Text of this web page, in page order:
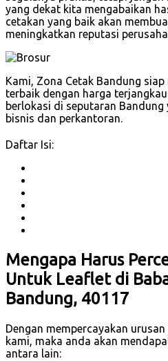
yang dekat kita mengabaikan
cetakan yang baik akan
meningkatkan reputasi
Kami, Zona Cetak Bandung
terbaik dengan harga
berlokasi di seputaran
bisnis dan perkantoran.
Daftar Isi:
Mengapa Harus
Untuk Leaflet di
Bandung, 40117
Dengan mempercayakan
kami, maka anda akan
antara lain: